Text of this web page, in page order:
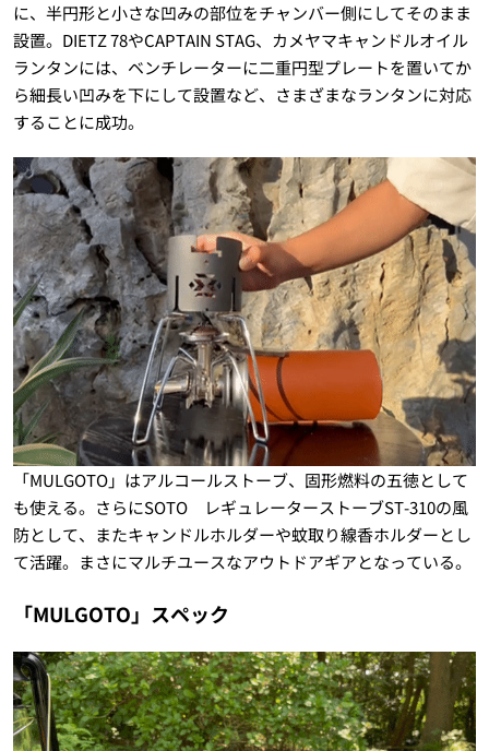
に、半円形と小さな凹みの部位をチャンバー側にしてそのまま
設置。DIETZ 78やCAPTAIN STAG、カメヤマキャンドルオイル
ランタンには、ベンチレーターに二重円型プレートを置いてか
ら細長い凹みを下にして設置など、さまざまなランタンに対応
することに成功。
「MULGOTO」はアルコールストーブ、固形燃料の五徳として
も使える。さらにSOTO レギュレーターストーブST-310の風
防として、またキャンドルホルダーや蚊取り線香ホルダーとし
て活躍。まさにマルチユースなアウトドアギアとなっている。
「MULGOTO」スペック